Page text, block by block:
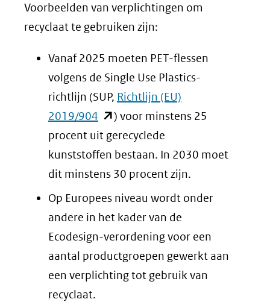
Voorbeelden van verplichtingen om
recyclaat te gebruiken zijn:
Vanaf 2025 moeten PET-flessen
volgens de Single Use Plastics-
richtlijn (SUP, Richtlijn (EU)
2019/904 (opent
in
nieuw
venster)
(verwijst
naar
een
andere
website)
) voor minstens 25
procent uit gerecyclede
kunststoffen bestaan. In 2030 moet
dit minstens 30 procent zijn.
Op Europees niveau wordt onder
andere in het kader van de
Ecodesign-verordening voor een
aantal productgroepen gewerkt aan
een verplichting tot gebruik van
recyclaat.